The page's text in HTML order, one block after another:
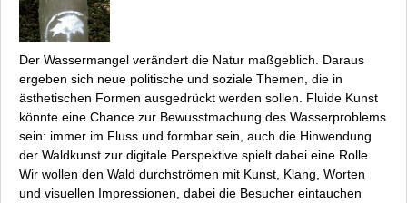
Der Wassermangel verändert die Natur maßgeblich. Daraus
ergeben sich neue politische und soziale Themen, die in
ästhetischen Formen ausgedrückt werden sollen. Fluide Kunst
könnte eine Chance zur Bewusstmachung des Wasserproblems
sein: immer im Fluss und formbar sein, auch die Hinwendung
der Waldkunst zur digitale Perspektive spielt dabei eine Rolle.
Wir wollen den Wald durchströmen mit Kunst, Klang, Worten
und visuellen Impressionen, dabei die Besucher eintauchen